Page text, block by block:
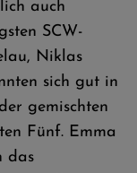
auch
SCW-
Niklas
sich gut in
gemischten
Fünf. Emma
das